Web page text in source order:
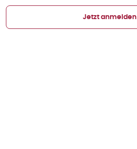
Jetzt anmelden